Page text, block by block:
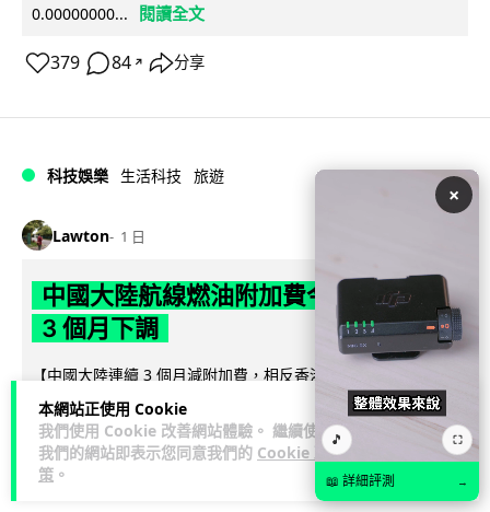
本網站正使用 Cookie
我們使用 Cookie 改善網站體驗。 繼續使用
我們的網站即表示您同意我們的 Cookie 政
策 。
0.00000000...
閱讀全文
379 84 ↗ 分享
科技娛樂 生活科技 旅遊
Lawton 1 日
中國大陸航線燃油附加費今日再降 連續
3 個月下調
【中國大陸連續 3 個月減附加費，相反香港不斷加價】中國大
陸多家航空公司自 8 月 5 日起再度下調內陸航線燃油附加費，
為年內連續第 3 個... 閱讀全文
33
×
🎵 ⛶
📖 詳細評測 →